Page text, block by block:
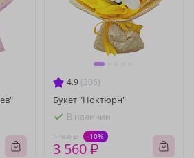
4.9 (306)
Букет "Ноктюрн"
В наличии
3 960 ₽ -10%
3 560 ₽